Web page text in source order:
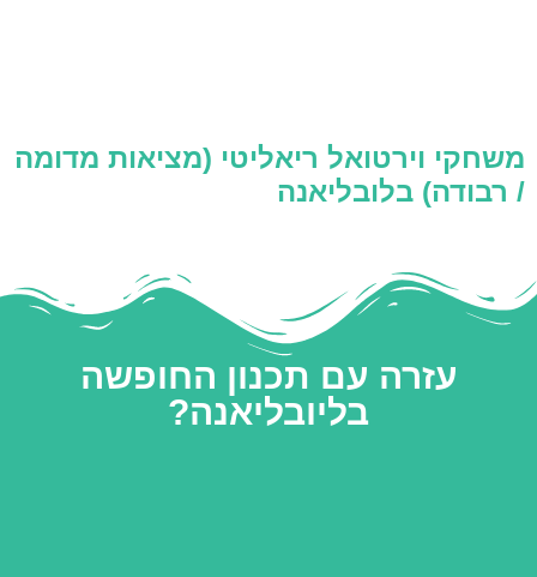
משחקי וירטואל ריאליטי (מציאות מדומה
/ רבודה) בלובליאנה
עזרה עם תכנון החופשה
בליובליאנה?